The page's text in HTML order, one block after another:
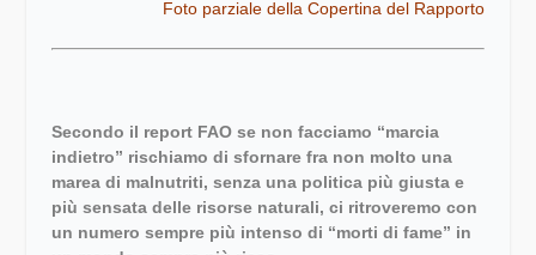
Foto parziale della Copertina del Rapporto
Secondo il report FAO se non facciamo “marcia
indietro” rischiamo di sfornare fra non molto una
marea di malnutriti, senza una politica più giusta e
più sensata delle risorse naturali, ci ritroveremo con
un numero sempre più intenso di “morti di fame” in